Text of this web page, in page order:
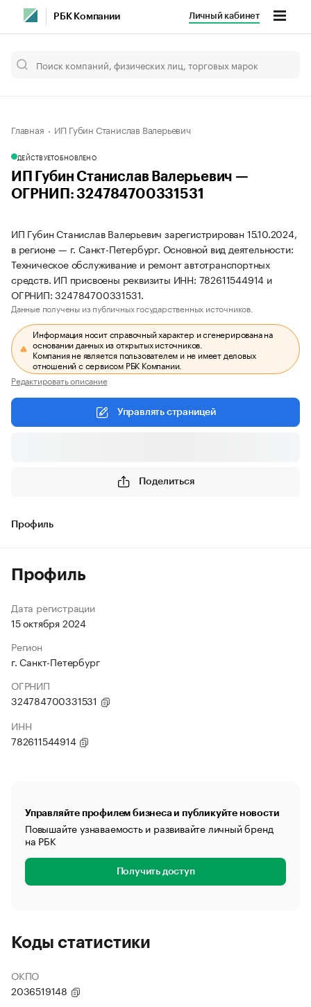
РБК Компании Личный кабинет
Главная ИП Губин Станислав Валерьевич
ДЕЙСТВУЕТОБНОВЛЕНО
ИП Губин Станислав Валерьевич —
ОГРНИП: 324784700331531
ИП Губин Станислав Валерьевич зарегистрирован 15.10.2024,
в регионе — г. Санкт-Петербург. Основной вид деятельности:
Техническое обслуживание и ремонт автотранспортных
средств. ИП присвоены реквизиты ИНН: 782611544914 и
ОГРНИП: 324784700331531.
Данные получены из публичных государственных источников.
Информация носит справочный характер и сгенерирована на
основании данных из открытых источников.
Компания не является пользователем и не имеет деловых
отношений с сервисом РБК Компании.
Редактировать описание
Управлять страницей
Поделиться
Профиль
Профиль
Дата регистрации
15 октября 2024
Регион
г. Санкт-Петербург
ОГРНИП
324784700331531
ИНН
782611544914
Управляйте профилем бизнеса и публикуйте новости
Повышайте узнаваемость и развивайте личный бренд
на РБК
Получить доступ
Коды статистики
ОКПО
2036519148